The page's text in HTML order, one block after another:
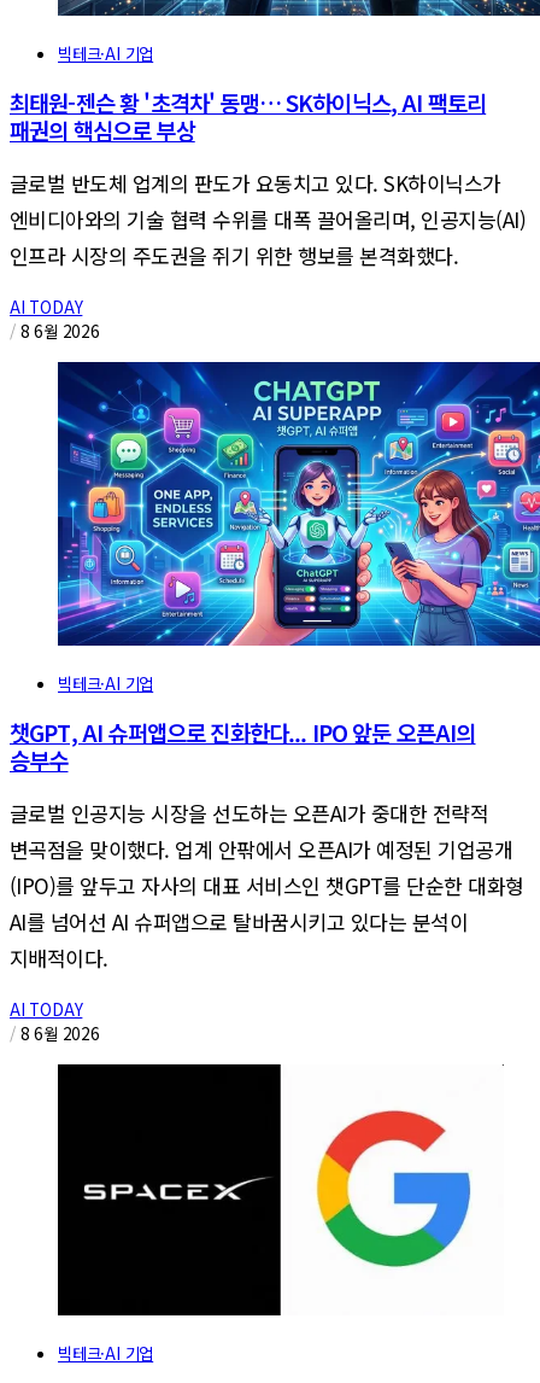
빅테크·AI 기업
최태원-젠슨 황 '초격차' 동맹… SK하이닉스, AI 팩토리
패권의 핵심으로 부상
글로벌 반도체 업계의 판도가 요동치고 있다. SK하이닉스가
엔비디아와의 기술 협력 수위를 대폭 끌어올리며, 인공지능(AI)
인프라 시장의 주도권을 쥐기 위한 행보를 본격화했다.
AI TODAY
/ 8 6월 2026
빅테크·AI 기업
챗GPT, AI 슈퍼앱으로 진화한다... IPO 앞둔 오픈AI의
승부수
글로벌 인공지능 시장을 선도하는 오픈AI가 중대한 전략적
변곡점을 맞이했다. 업계 안팎에서 오픈AI가 예정된 기업공개
(IPO)를 앞두고 자사의 대표 서비스인 챗GPT를 단순한 대화형
AI를 넘어선 AI 슈퍼앱으로 탈바꿈시키고 있다는 분석이
지배적이다.
AI TODAY
/ 8 6월 2026
빅테크·AI 기업